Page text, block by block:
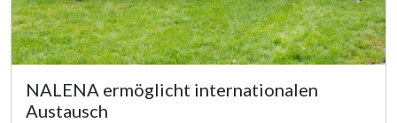
NALENA ermöglicht internationalen
Austausch